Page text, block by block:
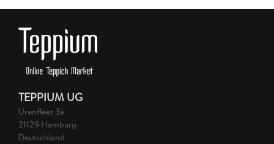
TEPPIUM UG
Urenfleet 3a
21129 Hamburg
Deutschland